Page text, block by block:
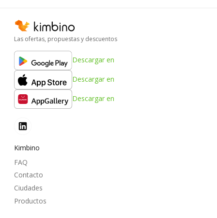
Las ofertas, propuestas y descuentos
Descargar en
Descargar en
Descargar en
Kimbino
FAQ
Contacto
Ciudades
Productos